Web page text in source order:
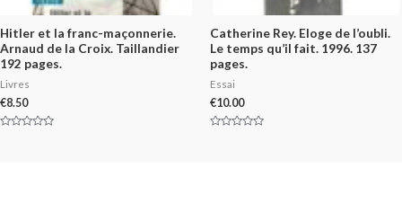
Hitler et la franc-maçonnerie.
Arnaud de la Croix. Taillandier
192 pages.
Livres
€8.50
Catherine Rey. Eloge de l’oubli.
Le temps qu’il fait. 1996. 137
pages.
Essai
€10.00